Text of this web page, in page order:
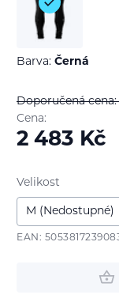
Barva: Černá
Doporučená
Cena:
2 483 Kč
Velikost
EAN: